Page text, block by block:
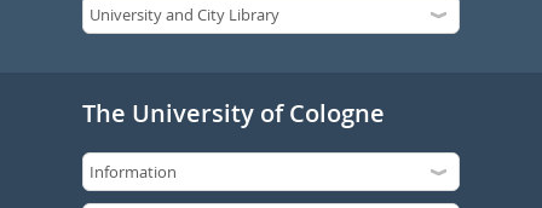
The University of Cologne